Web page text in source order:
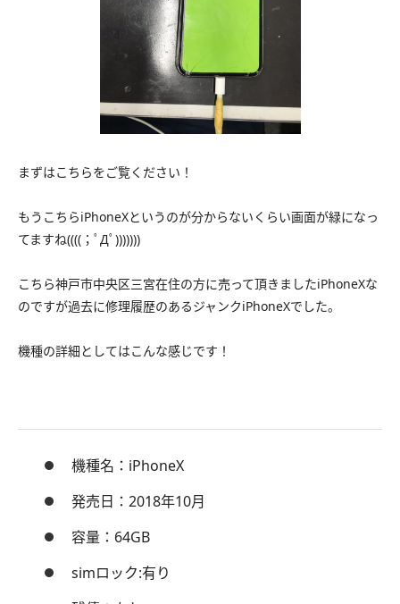
まずはこちらをご覧ください！
もうこちらiPhoneXというのが分からないくらい画面が緑になっ
てますね((((；ﾟДﾟ)))))))
こちら神戸市中央区三宮在住の方に売って頂きましたiPhoneXな
のですが過去に修理履歴のあるジャンクiPhoneXでした。
機種の詳細としてはこんな感じです！
機種名：iPhoneX
発売日：2018年10月
容量：64GB
simロック:有り